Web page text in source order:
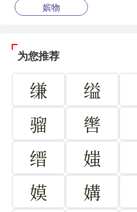
嫔物
为您推荐
缣 缢
骝
辔
缙
媸
嫫
媾